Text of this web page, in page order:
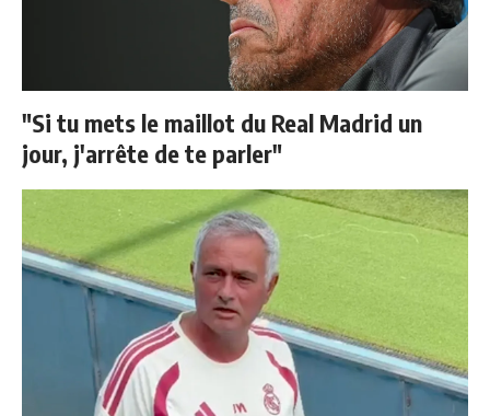
"Si tu mets le maillot du Real Madrid un
jour, j'arrête de te parler"